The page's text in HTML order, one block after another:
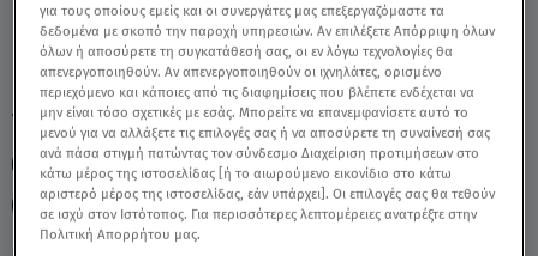
TAGS: ΔΙΔΥΜΟΣ ΖΩΔΙΑ ΖΩΔΙΑ ΑΣΗ ΜΠΗΛΙΟΥ
ΑΣΗ ΜΠΗΛΙΟΥ ΖΩΔΙΑ ΣΗΜΕΡΑ
ΗΜΕΡΗΣΙΕΣ ΠΡΟΒΛΕΨΕΙΣ
BREAKFAST@STAR
ΑΣΤΡΟΛΟΓΙΚΕΣ ΠΡΟΒΛΕΨΕΙΣ
για τους οποίους εμείς και οι συνεργάτες μας επεξεργαζόμαστε τα
δεδομένα με σκοπό την παροχή υπηρεσιών. Αν επιλέξετε Απόρριψη όλων
όλων ή αποσύρετε τη συγκατάθεσή σας, οι εν λόγω τεχνολογίες θα
απενεργοποιηθούν. Αν απενεργοποιηθούν οι ιχνηλάτες, ορισμένο
περιεχόμενο και κάποιες από τις διαφημίσεις που βλέπετε ενδέχεται να
μην είναι τόσο σχετικές με εσάς. Μπορείτε να επανεμφανίσετε αυτό το
μενού για να αλλάξετε τις επιλογές σας ή να αποσύρετε τη συναίνεσή σας
ανά πάσα στιγμή πατώντας τον σύνδεσμο Διαχείριση προτιμήσεων στο
κάτω μέρος της ιστοσελίδας [ή το αιωρούμενο εικονίδιο στο κάτω
αριστερό μέρος της ιστοσελίδας, εάν υπάρχει]. Οι επιλογές σας θα τεθούν
σε ισχύ στον Ιστότοπος. Για περισσότερες λεπτομέρειες ανατρέξτε στην
Πολιτική Απορρήτου μας.